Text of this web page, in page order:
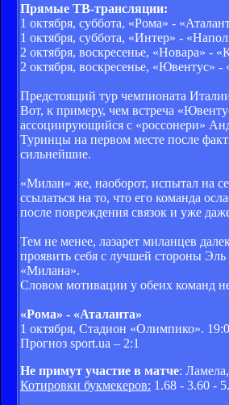
Прямые ТВ-трансляции:
1 октября, суббота, «Рома» -
1 октября, суббота, «Интер» -
2 октября, воскресенье, «Новара» -
2 октября, воскресенье,
Предстоящий тур чемпионата
Вот, к примеру, чем встреча
ассоциирующийся с «россонери»
Туринцы на первом месте после
сильнейшие.
«Милан» же, наоборот, испытал на
ссылаться на то, что его команда
после повреждения связок и уже
Тем не менее, лазарет миланцев
проявить себя с лучшей стороны
«Милана».
Словом мотивации у обеих команд
«Рома» - «Аталанта»
1 октября, Стадион «Олимпико».
Прогноз sport.ua – 2:1
Не примут участие в матче:
Котировки букмекеров: 1.68 - 3.60 -